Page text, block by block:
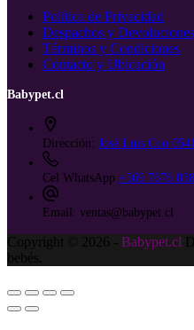
Política de Privacidad
Despachos y Devoluciones
Términos y Condiciones
Contacto y Ubicación
Babypet.cl
Dirección: José Luis Coo
Cel WhatsApp +569 7676
Email: ventas@babypet.cl
Copyright © 2026 - Babypet.cl
bebés.